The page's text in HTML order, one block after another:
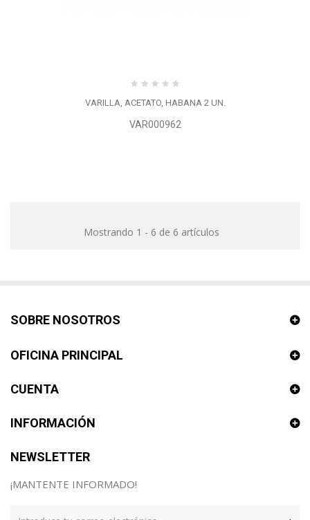
VARILLA, ACETATO, HABANA 2 UN.
VAR000962
Mostrando 1 - 6 de 6 artículos
SOBRE NOSOTROS
OFICINA PRINCIPAL
CUENTA
INFORMACIÓN
NEWSLETTER
¡MANTENTE INFORMADO!